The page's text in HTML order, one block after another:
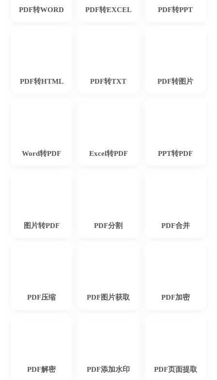
PDF转WORD PDF转EXCEL PDF转PPT
PDF转HTML PDF转TXT PDF转图片
Word转PDF Excel转PDF PPT转PDF
图片转PDF PDF分割 PDF合并
PDF压缩 PDF图片获取 PDF加密
PDF解密 PDF添加水印 PDF页面提取
鱼仙E
菜菜菜心
迟迟语0_o